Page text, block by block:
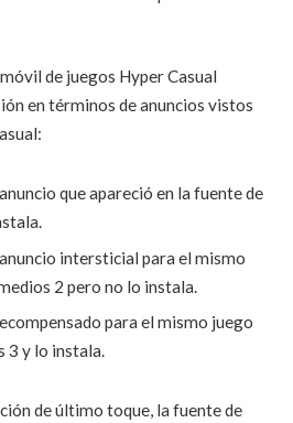
de juegos Hyper Casual
en términos de anuncios vistos
que apareció en la fuente de
intersticial para el mismo
2 pero no lo instala.
para el mismo juego
3 y lo instala.
de último toque, la fuente de